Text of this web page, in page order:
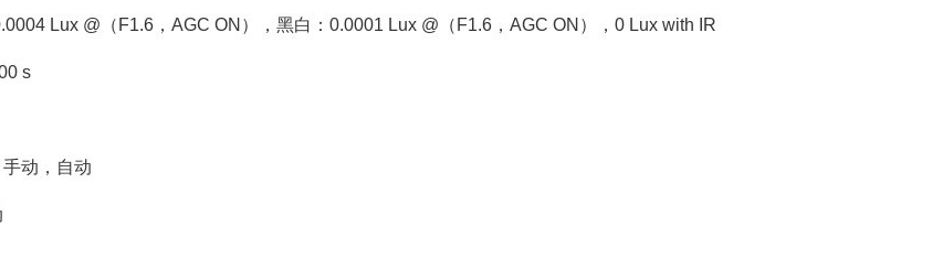
Lux @（F1.6，AGC ON），黑白：0.0001 Lux @（F1.6，AGC ON），0 Lux with IR
s
动，自动